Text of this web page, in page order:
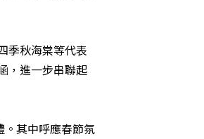
季秋海棠等代表
，進一步串聯起
。其中呼應春節氛